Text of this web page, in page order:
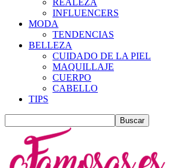
REALEZA
INFLUENCERS
MODA
TENDENCIAS
BELLEZA
CUIDADO DE LA PIEL
MAQUILLAJE
CUERPO
CABELLO
TIPS